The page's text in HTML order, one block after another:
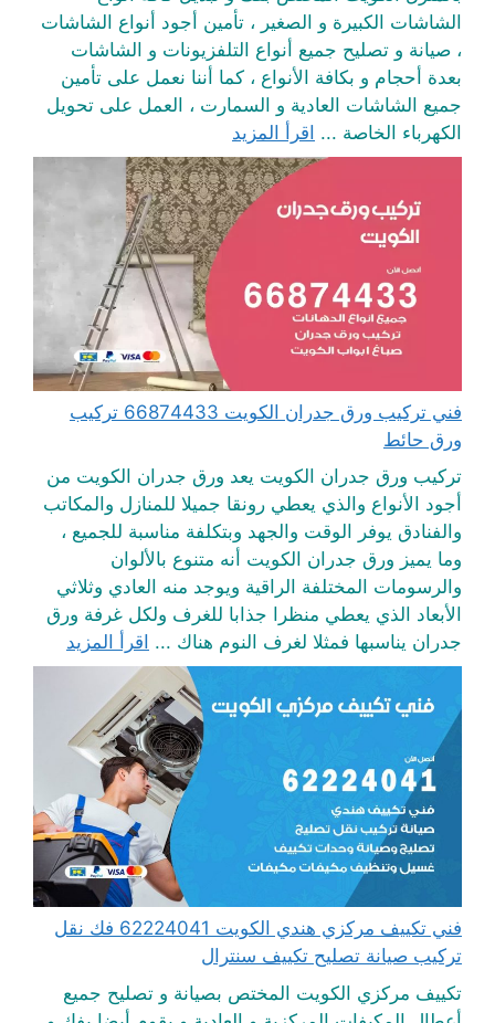
الشاشات الكبيرة و الصغير ، تأمين أجود أنواع الشاشات
، صيانة و تصليح جميع أنواع التلفزيونات و الشاشات
بعدة أحجام و بكافة الأنواع ، كما أننا نعمل على تأمين
جميع الشاشات العادية و السمارت ، العمل على تحويل
الكهرباء الخاصة ... اقرأ المزيد
فني تركيب ورق جدران الكويت 66874433 تركيب
ورق حائط
تركيب ورق جدران الكويت يعد ورق جدران الكويت من
أجود الأنواع والذي يعطي رونقا جميلا للمنازل والمكاتب
والفنادق يوفر الوقت والجهد وبتكلفة مناسبة للجميع ،
وما يميز ورق جدران الكويت أنه متنوع بالألوان
والرسومات المختلفة الراقية ويوجد منه العادي وثلاثي
الأبعاد الذي يعطي منظرا جذابا للغرف ولكل غرفة ورق
جدران يناسبها فمثلا لغرف النوم هناك ... اقرأ المزيد
فني تكييف مركزي هندي الكويت 62224041 فك نقل
تركيب صيانة تصليح تكييف سنترال
تكييف مركزي الكويت المختص بصيانة و تصليح جميع